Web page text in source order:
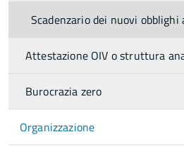
Scadenzario dei nuovi
Attestazione OIV o struttura
Burocrazia zero
Organizzazione